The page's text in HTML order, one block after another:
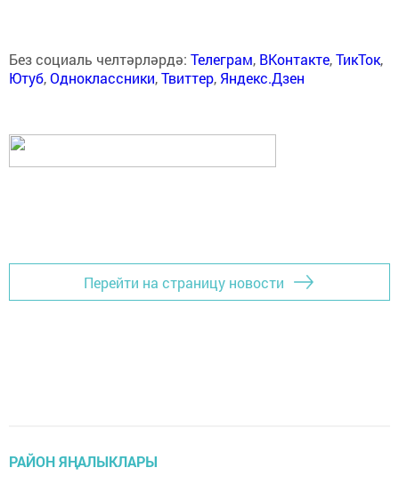
Без социаль челтәрләрдә: Телеграм, ВКонтакте,ТикТок,
Ютуб,Одноклассники,Твиттер, Яндекс.Дзен
Перейти на страницу новости
РАЙОН ЯҢАЛЫКЛАРЫ